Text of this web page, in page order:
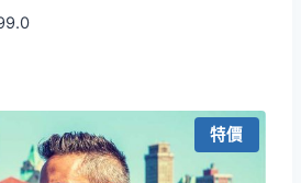
價
到
HKD199.0
特價